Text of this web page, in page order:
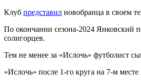
Клуб представил новобранца в своем
По окончании сезона-2024 Янковский
солигорцев.
Тем не менее за «Ислочь» футболист
«Ислочь» после 1-го круга на 7-м